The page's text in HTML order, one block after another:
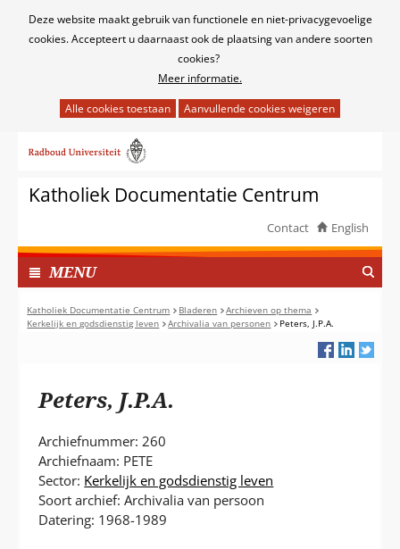
Cookies
Deze website maakt gebruik van functionele en niet-privacygevoelige
cookies. Accepteert u daarnaast ook de plaatsing van andere soorten
cookies?
Meer informatie.
het
van
cookies
deze
website
worden
toegestaan
of
naar
inhoudKatholiek Documentatie Centrum
Contact English
MENUI
N
G
E
P
Katholiek Documentatie Centrum Bladeren
Archieven op thema
Kerkelijk en godsdienstig leven
Archivalia van personen Peters, J.P.A.
Peters, J.P.A.
Archiefnummer: 260
Archiefnaam: PETE
Sector: Kerkelijk en godsdienstig leven
Soort archief: Archivalia van persoon
Datering: 1968-1989